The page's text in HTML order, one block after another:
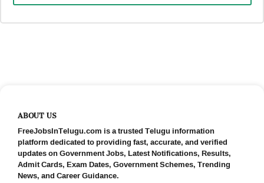
ABOUT US
FreeJobsInTelugu.com is a trusted Telugu information
platform dedicated to providing fast, accurate, and verified
updates on Government Jobs, Latest Notifications, Results,
Admit Cards, Exam Dates, Government Schemes, Trending
News, and Career Guidance.